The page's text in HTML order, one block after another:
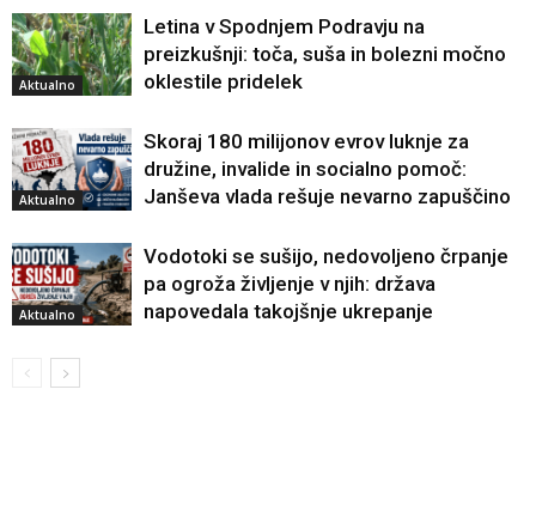
Aktualno
Letina v Spodnjem Podravju na
preizkušnji: toča, suša in bolezni močno
oklestile pridelek
Aktualno
Skoraj 180 milijonov evrov luknje za
družine, invalide in socialno pomoč:
Janševa vlada rešuje nevarno zapuščino
Aktualno
Vodotoki se sušijo, nedovoljeno črpanje
pa ogroža življenje v njih: država
napovedala takojšnje ukrepanje